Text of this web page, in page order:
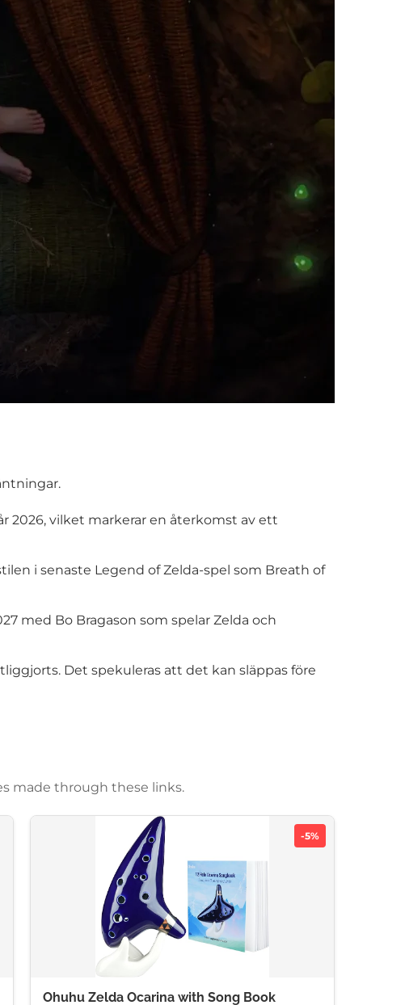
2026, vilket markerar en återkomst av ett
i senaste Legend of Zelda-spel som Breath of
med Bo Bragason som spelar Zelda och
Det spekuleras att det kan släppas före
made through these links.
-5%
Ohuhu Zelda Ocarina with Song Book